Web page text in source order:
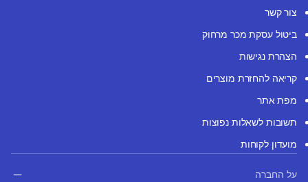
צור קשר
ביטול עסקת מכר מרחוק
הצהרת נגישות
קריאה להחזרת מוצרים
מפת אתר
תשובות לשאלות נפוצות
מועדון לקוחות
על החברה